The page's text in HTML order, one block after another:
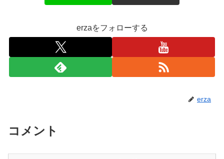
erzaをフォローする
erza
コメント